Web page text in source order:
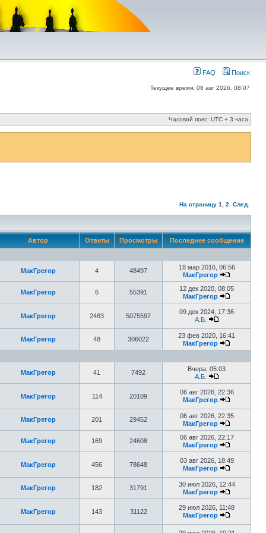
FAQ Поиск
Текущее время: 08 авг 2026, 08:07
Часовой пояс: UTC + 3 часа
На страницу 1 2 След.
Автор Ответы Просмотры Последнее сообщение
МакГрегор 4 48497
18 мар 2016, 06:56
МакГрегор
МакГрегор 6 55391
12 дек 2020, 08:05
МакГрегор
МакГрегор 2483 5075597
09 дек 2024, 17:36
А.Б.
МакГрегор 48 306022
23 фев 2020, 16:41
МакГрегор
МакГрегор 41 7492
Вчера, 05:03
А.Б.
МакГрегор 114 20109
06 авг 2026, 22:36
МакГрегор
МакГрегор 201 29452
06 авг 2026, 22:35
МакГрегор
МакГрегор 169 24608
06 авг 2026, 22:17
МакГрегор
МакГрегор 456 78648
03 авг 2026, 18:49
МакГрегор
МакГрегор 182 31791
30 июл 2026, 12:44
МакГрегор
МакГрегор 143 31122
29 июл 2026, 11:48
МакГрегор